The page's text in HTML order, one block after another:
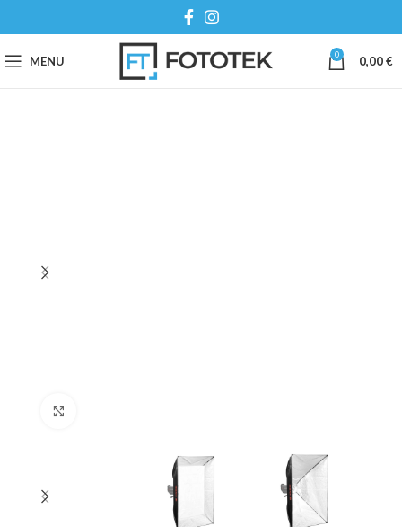
MENU 0 0,00€